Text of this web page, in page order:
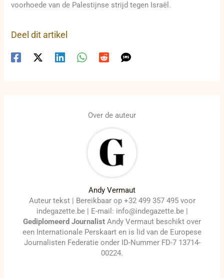
voorhoede van de Palestijnse strijd tegen Israël.
Deel dit artikel
Over de auteur
Andy Vermaut
Auteur tekst | Bereikbaar op +32 499 357 495 voor
indegazette.be | E-mail: info@indegazette.be |
Gediplomeerd Journalist Andy Vermaut beschikt over
een Internationale Perskaart en is lid van de Europese
Journalisten Federatie onder ID-Nummer FD-7 13714-
00224.